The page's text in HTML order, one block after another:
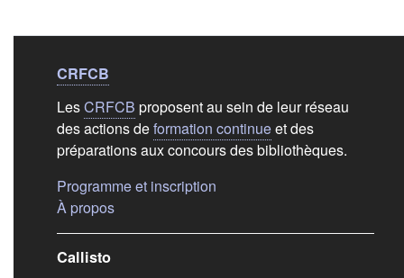
Liens de bas de
CRFCB
LesCRFCB proposent au sein de leur réseau
des actions deformation continueet des
préparations aux concours des bibliothèques.
Programme et inscription
À propos(s'ouvre dans un nouvel onglet)
Callisto